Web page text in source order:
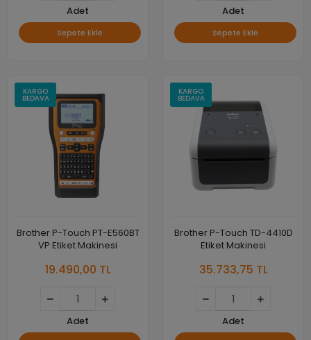
Adet
Sepete Ekle
Adet
Sepete Ekle
KARGO
BEDAVA
Brother P-Touch PT-E560BT
VP Etiket Makinesi
19.490,00 TL
Adet
KARGO
BEDAVA
Brother P-Touch TD-4410D
Etiket Makinesi
35.733,75 TL
Adet